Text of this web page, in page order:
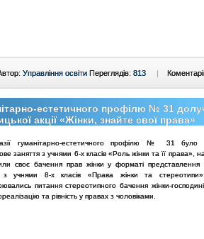
Управління освіти Переглядів: 813 |
естетичного профілю № 31
акції «Жінки, знайте свої права»
гуманітарно-естетичного профілю № 31 було
заняття з учнями 6-х класів «Роль жінки та її права»,
своє бачення прав жінки у форматі представлення
з учнями 8-х класів «Права жінки та
питання стереотипного бачення жінки-
та рівність у правах з чоловіками.